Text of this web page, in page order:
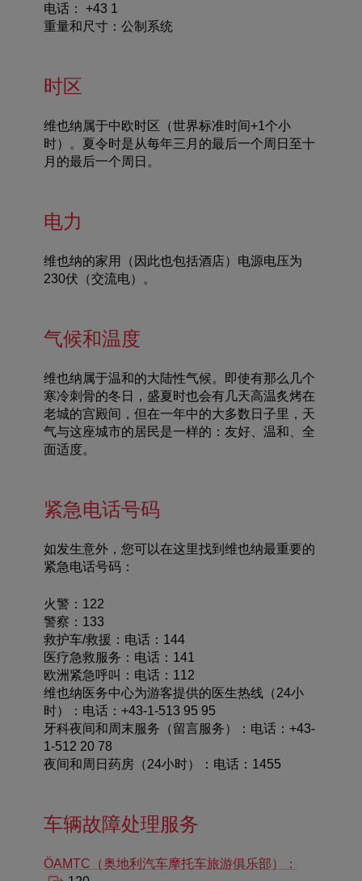
电话： +43 1
重量和尺寸： 公制系统
时区
维也纳属于中欧时区（世界标准时间+1个小
时）。夏令时是从每年三月的最后一个周日至十
月的最后一个周日。
电力
维也纳的家用（因此也包括酒店）电源电压为
230伏（交流电）。
气候和温度
维也纳属于温和的大陆性气候。即使有那么几个
寒冷刺骨的冬日，盛夏时也会有几天高温炙烤在
老城的宫殿间，但在一年中的大多数日子里，天
气与这座城市的居民是一样的：友好、温和、全
面适度。
紧急电话号码
如发生意外，您可以在这里找到维也纳最重要的
紧急电话号码：
火警： 122
警察： 133
救护车/救援： 电话：144
医疗急救服务： 电话：141
欧洲紧急呼叫： 电话：112
维也纳医务中心为游客提供的医生热线（24小
时）： 电话：+43-1-513 95 95
牙科夜间和周末服务 （留言服务）：电话：+43-
1-512 20 78
夜间和周日药房（24小时）： 电话：1455
车辆故障处理服务
ÖAMTC（奥地利汽车摩托车旅游俱乐部）：